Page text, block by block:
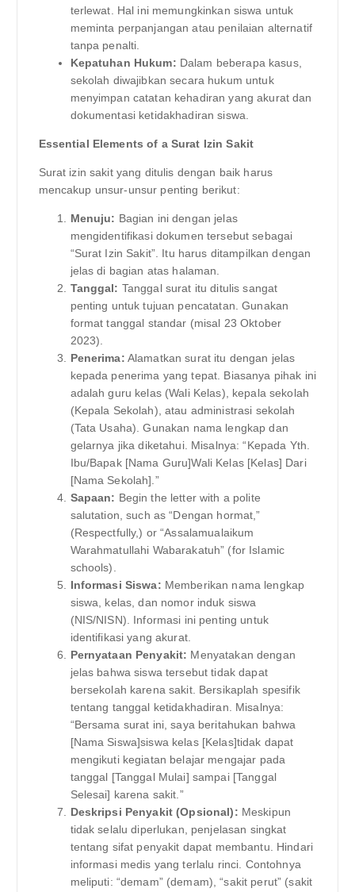
terlewat. Hal ini memungkinkan siswa untuk
meminta perpanjangan atau penilaian alternatif
tanpa penalti.
Kepatuhan Hukum: Dalam beberapa kasus,
sekolah diwajibkan secara hukum untuk
menyimpan catatan kehadiran yang akurat dan
dokumentasi ketidakhadiran siswa.
Essential Elements of a Surat Izin Sakit
Surat izin sakit yang ditulis dengan baik harus
mencakup unsur-unsur penting berikut:
Menuju: Bagian ini dengan jelas
mengidentifikasi dokumen tersebut sebagai
“Surat Izin Sakit”. Itu harus ditampilkan dengan
jelas di bagian atas halaman.
Tanggal: Tanggal surat itu ditulis sangat
penting untuk tujuan pencatatan. Gunakan
format tanggal standar (misal 23 Oktober
2023).
Penerima: Alamatkan surat itu dengan jelas
kepada penerima yang tepat. Biasanya pihak ini
adalah guru kelas (Wali Kelas), kepala sekolah
(Kepala Sekolah), atau administrasi sekolah
(Tata Usaha). Gunakan nama lengkap dan
gelarnya jika diketahui. Misalnya: “Kepada Yth.
Ibu/Bapak [Nama Guru]Wali Kelas [Kelas] Dari
[Nama Sekolah].”
Sapaan: Begin the letter with a polite
salutation, such as “Dengan hormat,”
(Respectfully,) or “Assalamualaikum
Warahmatullahi Wabarakatuh” (for Islamic
schools).
Informasi Siswa: Memberikan nama lengkap
siswa, kelas, dan nomor induk siswa
(NIS/NISN). Informasi ini penting untuk
identifikasi yang akurat.
Pernyataan Penyakit: Menyatakan dengan
jelas bahwa siswa tersebut tidak dapat
bersekolah karena sakit. Bersikaplah spesifik
tentang tanggal ketidakhadiran. Misalnya:
“Bersama surat ini, saya beritahukan bahwa
[Nama Siswa]siswa kelas [Kelas]tidak dapat
mengikuti kegiatan belajar mengajar pada
tanggal [Tanggal Mulai] sampai [Tanggal
Selesai] karena sakit.”
Deskripsi Penyakit (Opsional): Meskipun
tidak selalu diperlukan, penjelasan singkat
tentang sifat penyakit dapat membantu. Hindari
informasi medis yang terlalu rinci. Contohnya
meliputi: “demam” (demam), “sakit perut” (sakit